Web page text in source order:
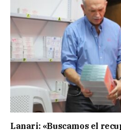
Lanari: «Buscamos el